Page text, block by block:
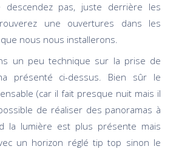
pas, juste derrière les
une ouvertures dans les
que nous nous installerons.
un peu technique sur la prise de
présenté ci-dessus. Bien sûr le
(car il fait presque nuit mais il
de réaliser des panoramas à
la lumière est plus présente mais
un horizon réglé tip top sinon le